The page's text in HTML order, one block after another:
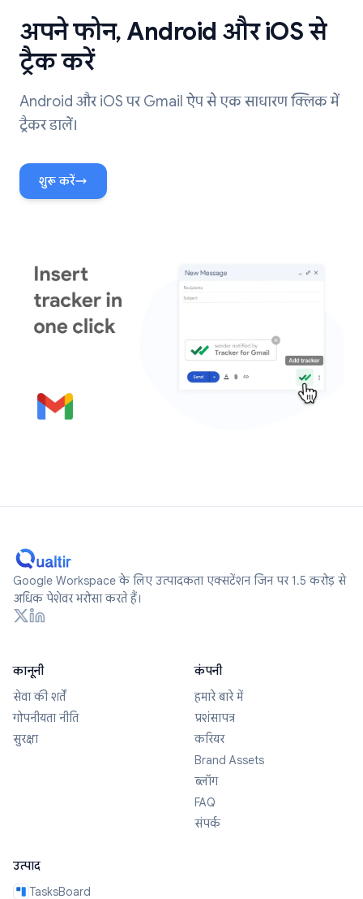
अपने फोन, Android और iOS से
ट्रैक करें
Android और iOS पर Gmail ऐप से एक साधारण क्लिक में
ट्रैकर डालें।
शुरू करें
Google Workspace के लिए उत्पादकता एक्सटेंशन जिन पर 1.5 करोड़ से
अधिक पेशेवर भरोसा करते हैं।
कानूनी
सेवा की शर्तें
गोपनीयता नीति
सुरक्षा
कंपनी
हमारे बारे में
प्रशंसापत्र
करियर
Brand Assets
ब्लॉग
FAQ
संपर्क
उत्पाद
TasksBoard